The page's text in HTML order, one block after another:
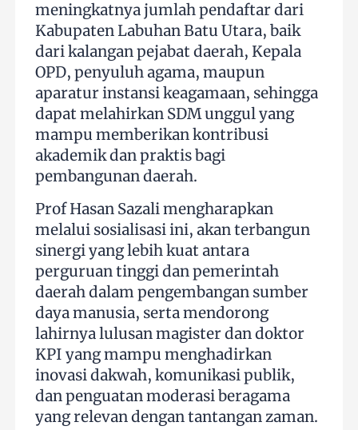
meningkatnya jumlah pendaftar dari
Kabupaten Labuhan Batu Utara, baik
dari kalangan pejabat daerah, Kepala
OPD, penyuluh agama, maupun
aparatur instansi keagamaan, sehingga
dapat melahirkan SDM unggul yang
mampu memberikan kontribusi
akademik dan praktis bagi
pembangunan daerah.
Prof Hasan Sazali mengharapkan
melalui sosialisasi ini, akan terbangun
sinergi yang lebih kuat antara
perguruan tinggi dan pemerintah
daerah dalam pengembangan sumber
daya manusia, serta mendorong
lahirnya lulusan magister dan doktor
KPI yang mampu menghadirkan
inovasi dakwah, komunikasi publik,
dan penguatan moderasi beragama
yang relevan dengan tantangan zaman.